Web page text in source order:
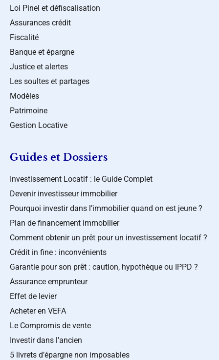
Loi Pinel et défiscalisation
Assurances crédit
Fiscalité
Banque et épargne
Justice et alertes
Les soultes et partages
Modèles
Patrimoine
Gestion Locative
Guides et Dossiers
Investissement Locatif : le Guide Complet
Devenir investisseur immobilier
Pourquoi investir dans l’immobilier quand on est jeune ?
Plan de financement immobilier
Comment obtenir un prêt pour un investissement locatif ?
Crédit in fine : inconvénients
Garantie pour son prêt : caution, hypothèque ou IPPD ?
Assurance emprunteur
Effet de levier
Acheter en VEFA
Le Compromis de vente
Investir dans l’ancien
5 livrets d’épargne non imposables